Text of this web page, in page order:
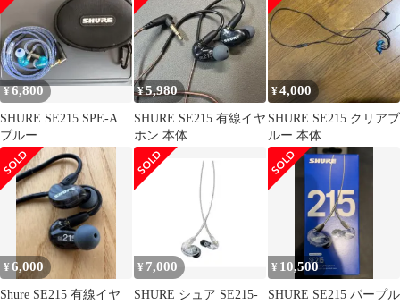
¥6,800
SHURE SE215 SPE-A
ブルー
¥5,980
SHURE SE215 有線イヤ
ホン 本体
¥4,000
SHURE SE215 クリアブ
ルー 本体
¥6,000
Shure SE215 有線イヤ
¥ 7,000
SHURE シュア SE215-
¥ 10,500
SHURE SE215 パープル